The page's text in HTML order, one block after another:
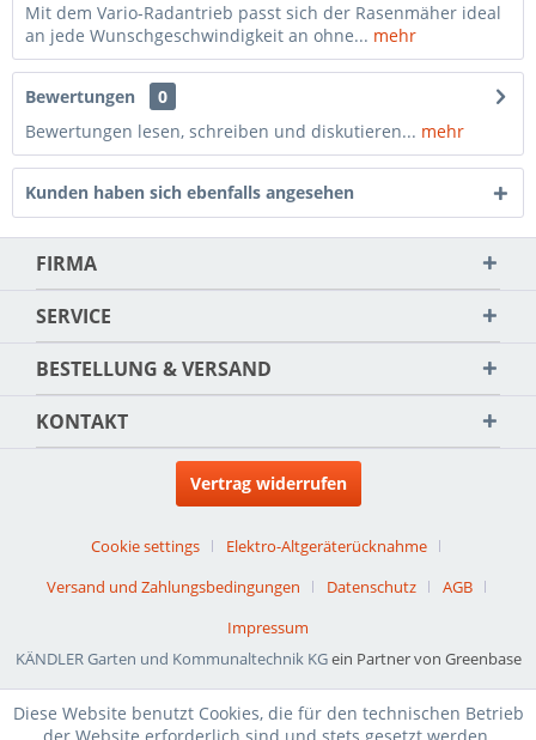
Mit dem Vario-Radantrieb passt sich der Rasenmäher ideal
an jede Wunschgeschwindigkeit an ohne... mehr
Bewertungen
0
Bewertungen lesen, schreiben und diskutieren... mehr
Kunden haben sich ebenfalls angesehen
FIRMA
SERVICE
BESTELLUNG & VERSAND
KONTAKT
Vertrag widerrufen
Cookie settings
Elektro-Altgeräterücknahme
Versand und Zahlungsbedingungen
Datenschutz
AGB
Impressum
KÄNDLER Garten und Kommunaltechnik KGein Partner von Greenbase
Diese Website benutzt Cookies, die für den technischen Betrieb